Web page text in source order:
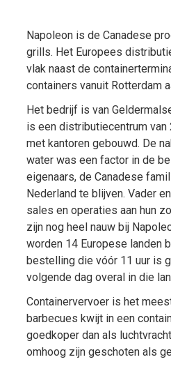
Napoleon is de Canadese
grills. Het Europees
vlak naast de
containers vanuit Rotterdam
Het bedrijf is van
is een distributiecentrum
met kantoren gebouwd. De
water was een factor in de
eigenaars, de Canadese
Nederland te blijven. Vader
sales en operaties aan hun
zijn nog heel nauw bij
worden 14 Europese landen
bestelling die vóór 11 uur is
volgende dag overal in die
Containervervoer is het
barbecues kwijt in een
goedkoper dan als
omhoog zijn geschoten als